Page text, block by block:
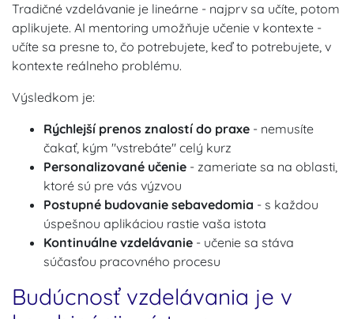
Tradičné vzdelávanie je lineárne - najprv sa učíte, potom
aplikujete. AI mentoring umožňuje učenie v kontexte -
učíte sa presne to, čo potrebujete, keď to potrebujete, v
kontexte reálneho problému.
Výsledkom je:
Rýchlejší prenos znalostí do praxe - nemusíte
čakať, kým "vstrebáte" celý kurz
Personalizované učenie - zameriate sa na oblasti,
ktoré sú pre vás výzvou
Postupné budovanie sebavedomia - s každou
úspešnou aplikáciou rastie vaša istota
Kontinuálne vzdelávanie - učenie sa stáva
súčasťou pracovného procesu
Budúcnosť vzdelávania je v